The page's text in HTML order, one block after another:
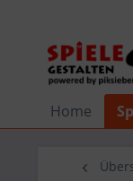
Home